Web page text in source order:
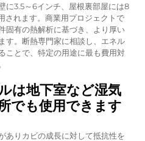
に3.5～6インチ、屋根裏部屋には8
されます。商業用プロジェクトで
固有の熱解析に基づき、より厚い
す。断熱専門家に相談し、エネル
ことで、特定の用途に最も費用対
は地下室など湿気
でも使用できます
ありカビの成長に対して抵抗性を